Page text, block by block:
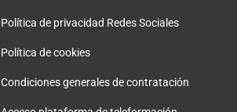
Política de privacidad Redes Sociales
Política de cookies
Condiciones generales de contratación